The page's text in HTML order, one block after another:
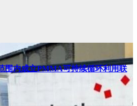
围内成立PMMA可持续循环利用联